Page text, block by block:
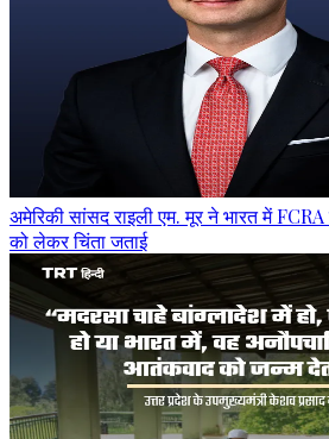
अमेरिकी सांसद राइली एम. मूर ने भारत में FCRA
को लेकर चिंता जताई